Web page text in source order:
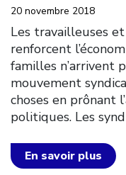
20 novembre 2018
Les travailleuses
renforcent
familles n’arrivent
mouvement
choses en prônant
politiques. Les
En savoir plus